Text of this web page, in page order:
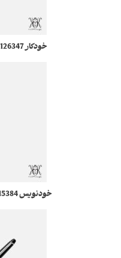
خودکار 126347 Meisterstuck مونبلان
خودنویس 115384 Meisterstuck مونبلان